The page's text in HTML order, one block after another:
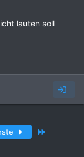
lauten soll